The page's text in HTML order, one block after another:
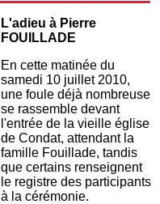
L'adieu à Pierre
FOUILLADE
En cette matinée du
samedi 10 juillet 2010,
une foule déjà nombreuse
se rassemble devant
l'entrée de la vieille église
de Condat, attendant la
famille Fouillade, tandis
que certains renseignent
le registre des participants
à la cérémonie.